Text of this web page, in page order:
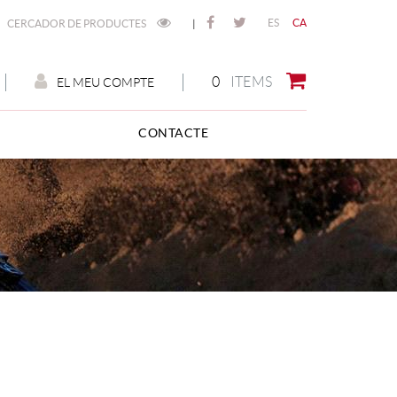
ES CA
CERCADOR DE PRODUCTES |
0 ITEMS
EL MEU COMPTE
CONTACTE